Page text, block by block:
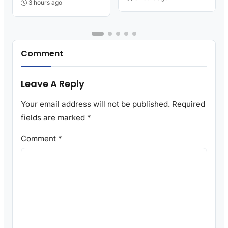
3 hours ago
Comment
Leave A Reply
Your email address will not be published. Required
fields are marked *
Comment *